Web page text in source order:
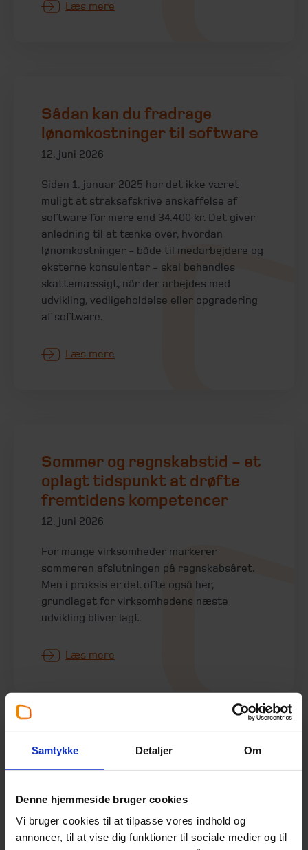
Samtykke Detaljer Om
Denne hjemmeside bruger cookies
Vi bruger cookies til at tilpasse vores indhold og
annoncer, til at vise dig funktioner til sociale medier og til
Læs mere
Sådan kan du fradrage
lønomkostninger til software
12. juni 2026
Siden 1. januar 2025 har det ikke været
muligt at straksafskrive anskaffelse af
software for mere end 34.400 kr. Det giver
anledning til at tænke over, hvordan
lønomkostninger - både til medarbejdere og
eksterne konsulenter - skal behandles
skattemæssigt, når der arbejdes med
udvikling, vedligeholdelse eller opgradering
af software.
Læs mere
Sommer og regnskabstid - et
oplagt tidspunkt at drøfte
fremtidens kompetencer
12. juni 2026
For mange virksomheder markerer
sommeren afslutningen på regnskabsåret.
Men i praksis er det ofte også her,
grundlaget for virksomhedens næste
udvikling bliver lagt.
Læs mere
Skoler kan også have
emballage
11. juni 2026